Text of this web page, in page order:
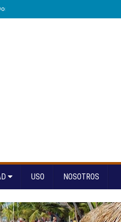
USO NOSOTROS